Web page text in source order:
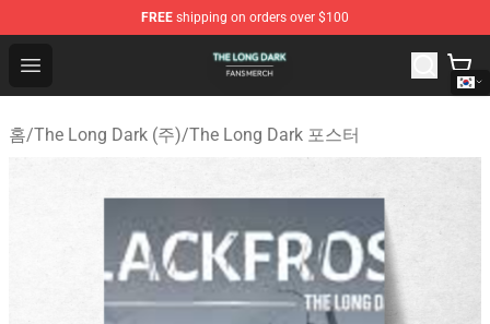
FREE shipping on orders over $100
Open menu
The Long Dark Shop - Official The Long Dark
홈/The Long Dark (주)/The Long Dark 포스터